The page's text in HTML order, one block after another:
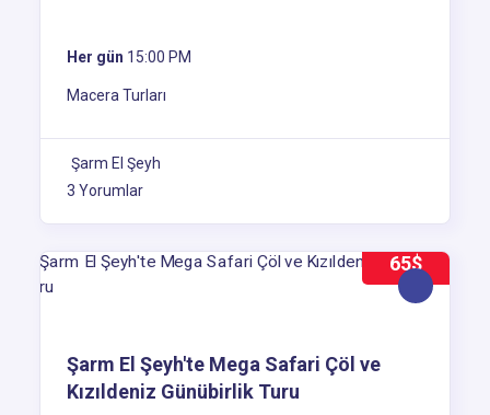
Her gün 15:00 PM
Macera Turları
Şarm El Şeyh
3 Yorumlar
65$
Şarm El Şeyh'te Mega Safari Çöl ve
Kızıldeniz Günübirlik Turu